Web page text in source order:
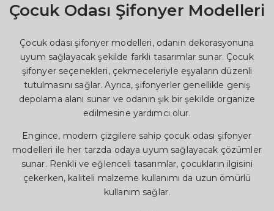
Çocuk Odası Şifonyer Modelleri
Çocuk odası şifonyer modelleri, odanın dekorasyonuna
uyum sağlayacak şekilde farklı tasarımlar sunar. Çocuk
şifonyer seçenekleri, çekmeceleriyle eşyaların düzenli
tutulmasını sağlar. Ayrıca, şifonyerler genellikle geniş
depolama alanı sunar ve odanın şık bir şekilde organize
edilmesine yardımcı olur.
Engince, modern çizgilere sahip çocuk odası şifonyer
modelleri ile her tarzda odaya uyum sağlayacak çözümler
sunar. Renkli ve eğlenceli tasarımlar, çocukların ilgisini
çekerken, kaliteli malzeme kullanımı da uzun ömürlü
kullanım sağlar.